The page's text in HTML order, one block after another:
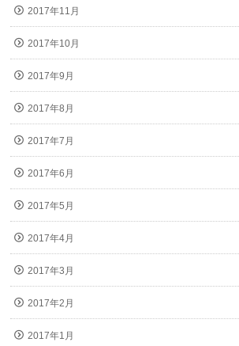
2017年11月
2017年10月
2017年9月
2017年8月
2017年7月
2017年6月
2017年5月
2017年4月
2017年3月
2017年2月
2017年1月